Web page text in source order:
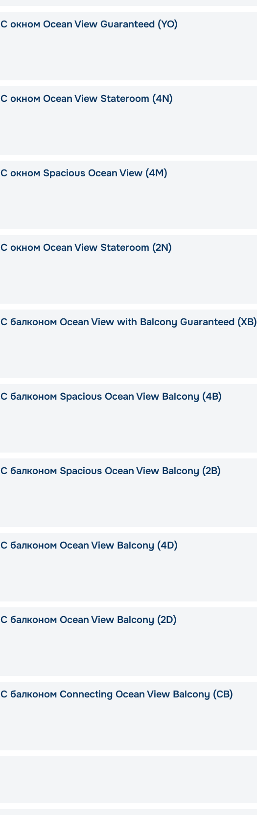
С окном Ocean View Guaranteed (YO)
С окном Ocean View Stateroom (4N)
С окном Spacious Ocean View (4M)
С окном Ocean View Stateroom (2N)
С балконом Ocean View with Balcony Guaranteed (XB)
С балконом Spacious Ocean View Balcony (4B)
С балконом Spacious Ocean View Balcony (2B)
С балконом Ocean View Balcony (4D)
С балконом Ocean View Balcony (2D)
С балконом Connecting Ocean View Balcony (CB)